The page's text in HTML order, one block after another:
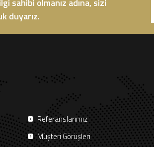
duyarız.
Referanslarımız
Müşteri Görüşleri